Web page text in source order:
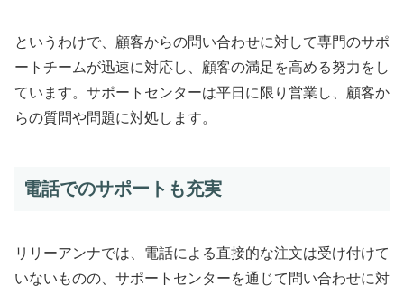
というわけで、顧客からの問い合わせに対して専門のサポ
ートチームが迅速に対応し、顧客の満足を高める努力をし
ています。サポートセンターは平日に限り営業し、顧客か
らの質問や問題に対処します。
電話でのサポートも充実
リリーアンナでは、電話による直接的な注文は受け付けて
いないものの、サポートセンターを通じて問い合わせに対